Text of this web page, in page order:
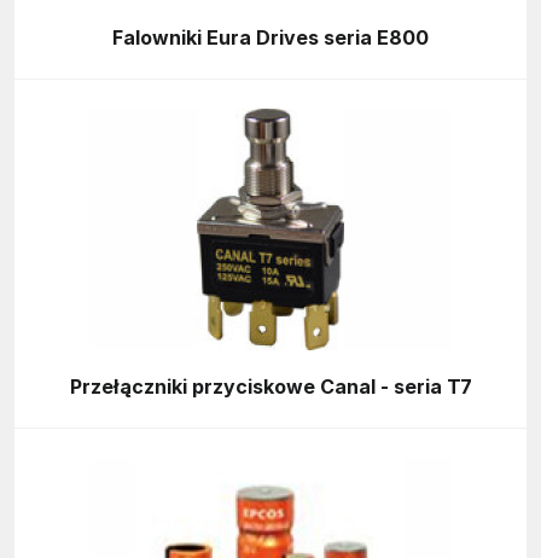
Falowniki Eura Drives seria E800
Przełączniki przyciskowe Canal - seria T7